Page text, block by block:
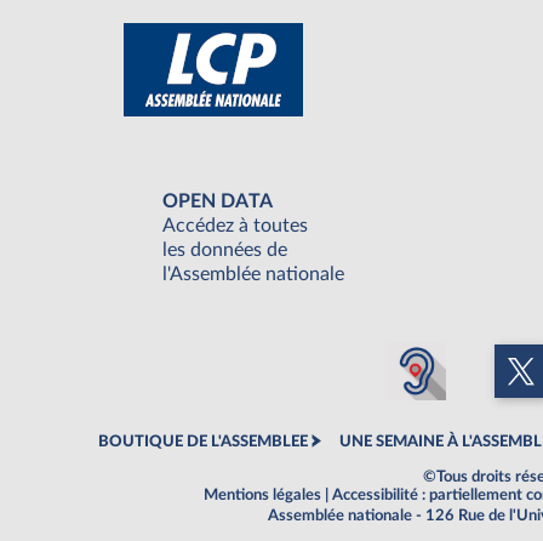
OPEN DATA
Accédez à toutes
les données de
l'Assemblée nationale
BOUTIQUE DE L'ASSEMBLEE UNE SEMAINE À
©Tous droits
Mentions légales
Accessibilité : partiellement
Assemblée nationale - 126 Rue de